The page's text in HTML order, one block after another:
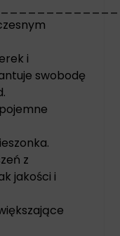
i
swobodę
z
jakości i